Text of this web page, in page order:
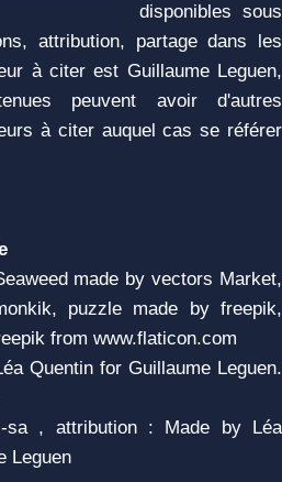
disponibles sous
attribution, partage dans les
à citer est Guillaume Leguen,
peuvent avoir d'autres
à citer auquel cas se référer
made by vectors Market,
puzzle made by freepik,
from www.flaticon.com
Quentin for Guillaume Leguen.
sa , attribution : Made by Léa
Leguen